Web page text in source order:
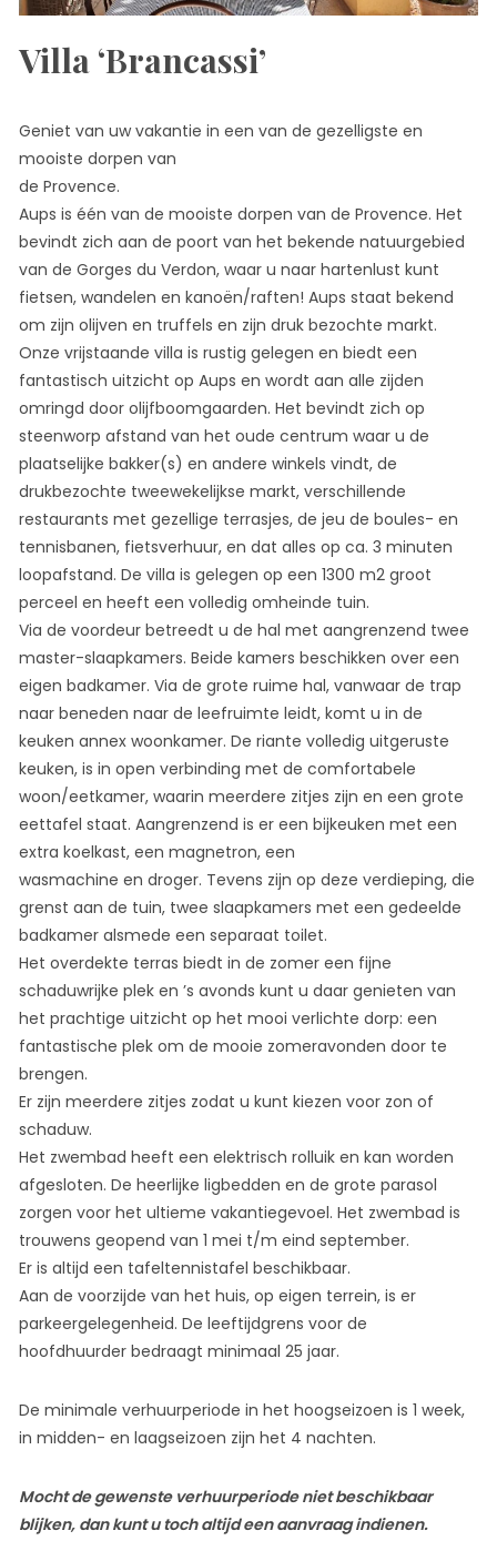
Villa ‘Brancassi’
Geniet van uw vakantie in een van de gezelligste en
mooiste dorpen van
de Provence.
Aups is één van de mooiste dorpen van de Provence. Het
bevindt zich aan de poort van het bekende natuurgebied
van de Gorges du Verdon, waar u naar hartenlust kunt
fietsen, wandelen en kanoën/raften! Aups staat bekend
om zijn olijven en truffels en zijn druk bezochte markt.
Onze vrijstaande villa is rustig gelegen en biedt een
fantastisch uitzicht op Aups en wordt aan alle zijden
omringd door olijfboomgaarden. Het bevindt zich op
steenworp afstand van het oude centrum waar u de
plaatselijke bakker(s) en andere winkels vindt, de
drukbezochte tweewekelijkse markt, verschillende
restaurants met gezellige terrasjes, de jeu de boules- en
tennisbanen, fietsverhuur, en dat alles op ca. 3 minuten
loopafstand. De villa is gelegen op een 1300 m2 groot
perceel en heeft een volledig omheinde tuin.
Via de voordeur betreedt u de hal met aangrenzend twee
master-slaapkamers. Beide kamers beschikken over een
eigen badkamer. Via de grote ruime hal, vanwaar de trap
naar beneden naar de leefruimte leidt, komt u in de
keuken annex woonkamer. De riante volledig uitgeruste
keuken, is in open verbinding met de comfortabele
woon/eetkamer, waarin meerdere zitjes zijn en een grote
eettafel staat. Aangrenzend is er een bijkeuken met een
extra koelkast, een magnetron, een
wasmachine en droger. Tevens zijn op deze verdieping, die
grenst aan de tuin, twee slaapkamers met een gedeelde
badkamer alsmede een separaat toilet.
Het overdekte terras biedt in de zomer een fijne
schaduwrijke plek en ’s avonds kunt u daar genieten van
het prachtige uitzicht op het mooi verlichte dorp: een
fantastische plek om de mooie zomeravonden door te
brengen.
Er zijn meerdere zitjes zodat u kunt kiezen voor zon of
schaduw.
Het zwembad heeft een elektrisch rolluik en kan worden
afgesloten. De heerlijke ligbedden en de grote parasol
zorgen voor het ultieme vakantiegevoel. Het zwembad is
trouwens geopend van 1 mei t/m eind september.
Er is altijd een tafeltennistafel beschikbaar.
Aan de voorzijde van het huis, op eigen terrein, is er
parkeergelegenheid. De leeftijdgrens voor de
hoofdhuurder bedraagt minimaal 25 jaar.
De minimale verhuurperiode in het hoogseizoen is 1 week,
in midden- en laagseizoen zijn het 4 nachten.
Mocht de gewenste verhuurperiode niet beschikbaar
blijken, dan kunt u toch altijd een aanvraag indienen.